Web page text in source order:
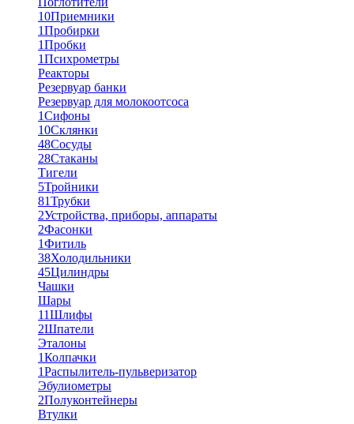
10Приемники
1Пробирки
1Пробки
1Психрометры
Реакторы
Резервуар банки
Резервуар для молокоотсоса
1Сифоны
10Склянки
48Сосуды
28Стаканы
Тигели
5Тройники
81Трубки
2Устройства, приборы, аппараты
2Фасонки
1Фитиль
38Холодильники
45Цилиндры
Чашки
Шары
11Шлифы
2Шпатели
Эталоны
1Колпачки
1Распылитель-пульверизатор
Эбулиометры
2Полуконтейнеры
Втулки